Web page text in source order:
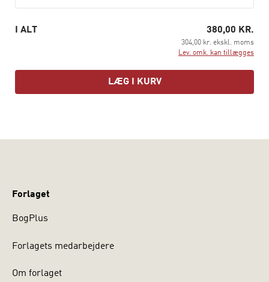
udviklinger på området, så bogen nu giver en mere
økonomi. Bogen er redigeret af professor JESPER
JESPERSEN og professor BENT GREVE, RUC.
I ALT 380,00 KR.
304,00 kr. ekskl. moms
Lev. omk. kan tillægges
LÆG I KURV
Forlaget
BogPlus
Forlagets medarbejdere
Om forlaget